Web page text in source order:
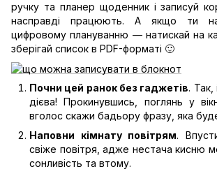
ручку та планер щоденник і записуй
насправді працюють. А якщо ти
цифровому плануванню — натискай на
зберігай список в PDF-форматі 🙂
Почни цей ранок без гаджетів. Так,
дієва! Прокинувшись, поглянь у
вголос скажи бадьору фразу, яка
Наповни кімнату повітрям.
свіже повітря, адже нестача кисню
сонливість та втому.